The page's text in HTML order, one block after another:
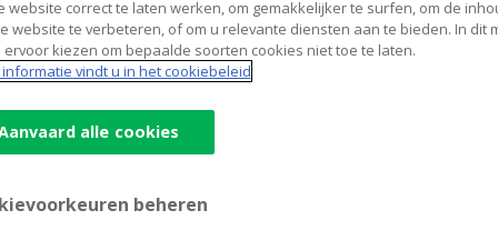
website correct te laten werken, om gemakkelijker te surfen, om de
website te verbeteren, of om u relevante diensten aan te bieden. In dit
ervoor kiezen om bepaalde soorten cookies niet toe te laten.
vindt u in het cookiebeleid
alle cookies
beheren